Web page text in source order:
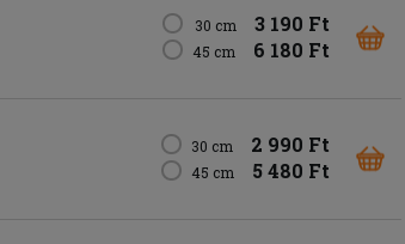
30 cm 3 190 Ft
45 cm 6 180 Ft
30 cm 2 990 Ft
45 cm 5 480 Ft